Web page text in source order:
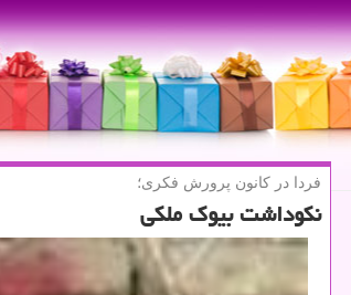
فردا در كانون پرورش فكری؛
نكوداشت بیوك ملكی